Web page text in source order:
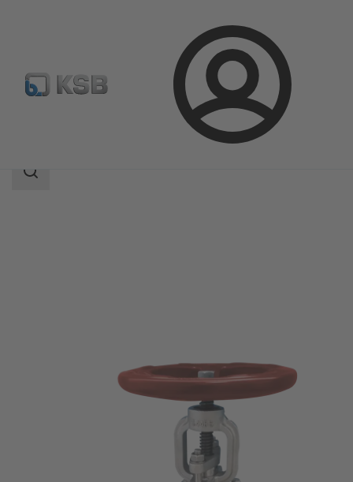
Aanmelding
Productcatalogus BOACHEM-ZXA
Zoekgebied